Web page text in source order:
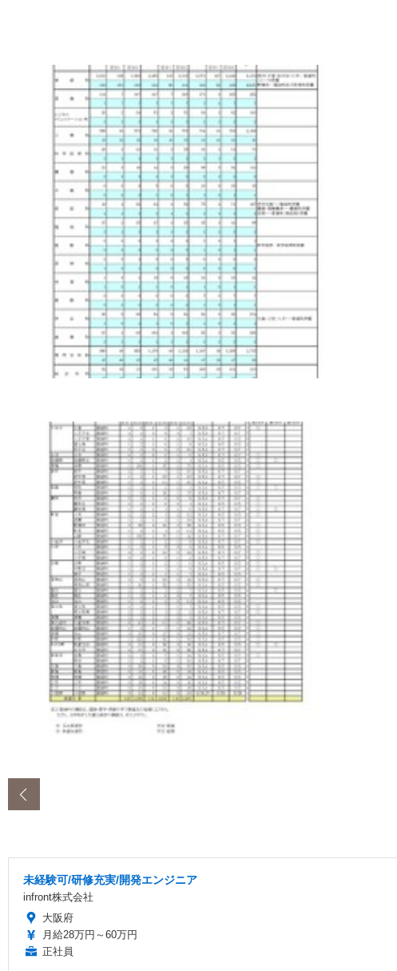
未経験可/研修充実/開発エンジニア
infront株式会社
大阪府
月給28万円～60万円
正社員